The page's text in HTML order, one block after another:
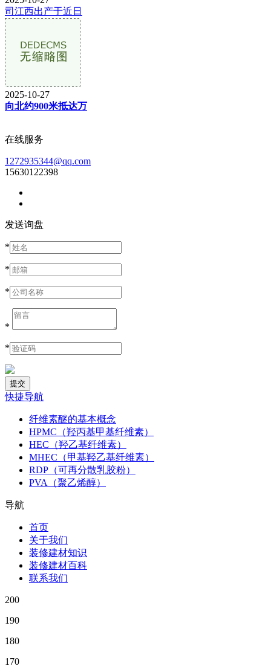
司江西出产于近日
2025-10-27
向北约900米抵达万
在线服务
1272935344@qq.com
15630122398
发送询盘
*
*
*
*
*
快捷导航
纤维素醚的基本概念
HPMC（羟丙基甲基纤维素）
HEC（羟乙基纤维素）
MHEC（甲基羟乙基纤维素）
RDP（可再分散乳胶粉）
PVA（聚乙烯醇）
导航
首页
关于我们
装修建材知识
装修建材百科
联系我们
200
190
180
170